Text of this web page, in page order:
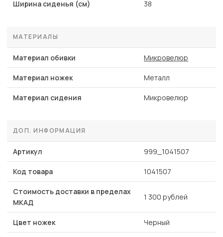
Ширина сиденья (см) 38
МАТЕРИАЛЫ
Материал обивки Микровелюр
Материал ножек Металл
Материал сидения Микровелюр
ДОП. ИНФОРМАЦИЯ
Артикул 999_1041507
Код товара 1041507
Стоимость доставки в пределах
МКАД
1 300 рублей
Цвет ножек Черный